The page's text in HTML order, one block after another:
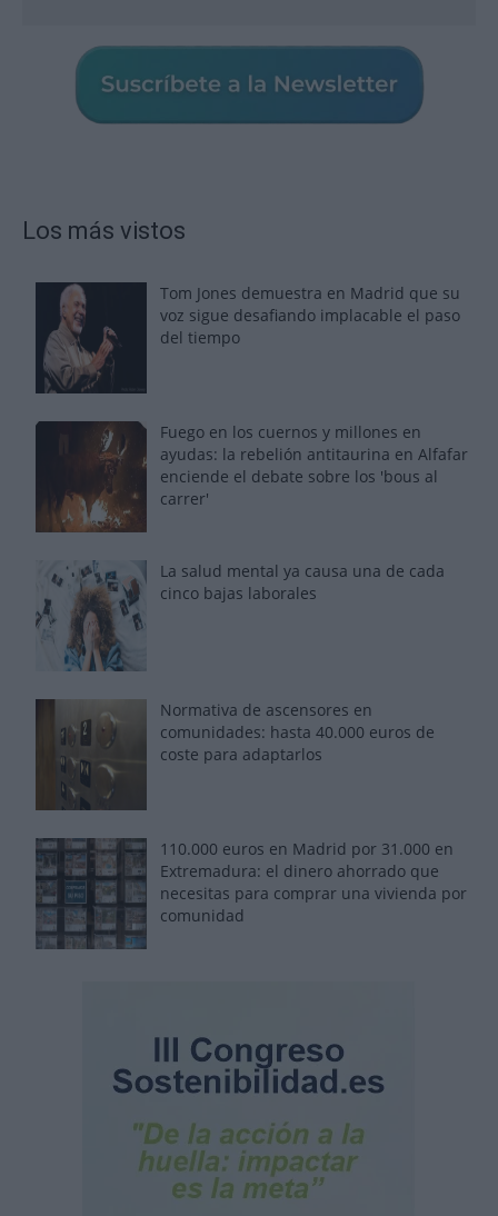
Los más vistos
Tom Jones demuestra en Madrid que su
voz sigue desafiando implacable el paso
del tiempo
Fuego en los cuernos y millones en
ayudas: la rebelión antitaurina en Alfafar
enciende el debate sobre los 'bous al
carrer'
La salud mental ya causa una de cada
cinco bajas laborales
Normativa de ascensores en
comunidades: hasta 40.000 euros de
coste para adaptarlos
110.000 euros en Madrid por 31.000 en
Extremadura: el dinero ahorrado que
necesitas para comprar una vivienda por
comunidad